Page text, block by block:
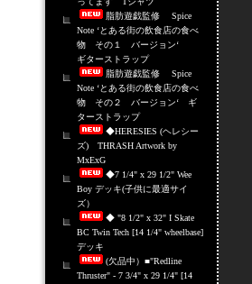
脂肪遊戯監修 Spice
Note ‘とある街の飲食店の食べ
物 その１ バージョン‘
ギターストラップ
脂肪遊戯監修 Spice
Note ‘とある街の飲食店の食べ
物 その２ バージョン‘ ギ
ターストラップ
◆HERESIES (ヘレシー
ズ) THRASH Artwork by
MxExG
◆7 1/4" x 29 1/2" Wee
Boy デッキ(子供に最適サイ
ズ）
◆ "8 1/2" x 32" I Skate
BC Twin Tech [14 1/4" wheelbase]
デッキ
(欠品中）■"Redline
Thruster" - 7 3/4" x 29 1/4" [14